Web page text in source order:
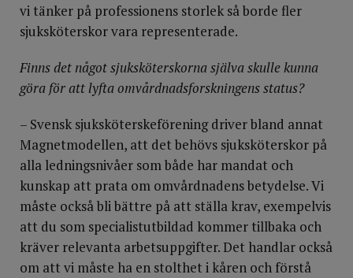
vi tänker på professionens storlek så borde fler
sjuksköterskor vara representerade.
Finns det något sjuksköterskorna själva skulle kunna
göra för att lyfta omvårdnadsforskningens status?
– Svensk sjuksköterskeförening driver bland annat
Magnetmodellen, att det behövs sjuksköterskor på
alla ledningsnivåer som både har mandat och
kunskap att prata om omvårdnadens betydelse. Vi
måste också bli bättre på att ställa krav, exempelvis
att du som specialistutbildad kommer tillbaka och
kräver relevanta arbetsuppgifter. Det handlar också
om att vi måste ha en stolthet i kåren och förstå